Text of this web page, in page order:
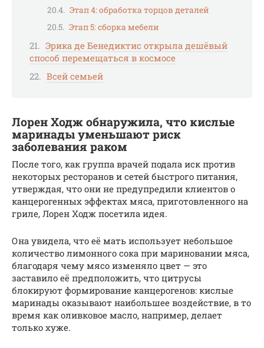
Этап 4: обработка торцов деталей
Этап 5: сборка мебели
Эрика де Бенедиктис открыла дешёвый
способ перемещаться в космосе
Всей семьей
Лорен Ходж обнаружила, что кислые
маринады уменьшают риск
заболевания раком
После того, как группа врачей подала иск против
некоторых ресторанов и сетей быстрого питания,
утверждая, что они не предупредили клиентов о
канцерогенных эффектах мяса, приготовленного на
гриле, Лорен Ходж посетила идея.
Она увидела, что её мать использует небольшое
количество лимонного сока при мариновании мяса,
благодаря чему мясо изменяло цвет — это
заставило её предположить, что цитрусы
блокируют формирование канцерогенов: кислые
маринады оказывают наибольшее воздействие, в то
время как оливковое масло, например, делает
только хуже.